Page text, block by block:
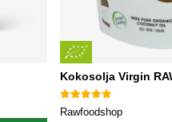
Kokosolja Virgin
Rawfoodshop